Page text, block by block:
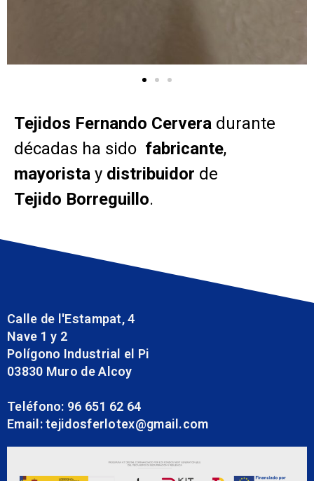
Tejidos Fernando Cervera durante
décadas ha sido fabricante,
mayorista y distribuidor de
Tejido Borreguillo.
Calle de l'Estampat, 4
Nave 1 y 2
Polígono Industrial el Pi
03830 Muro de Alcoy
Teléfono: 96 651 62 64
Email: tejidosferlotex@gmail.com